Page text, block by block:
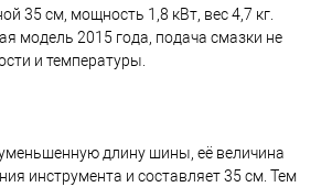
35 см, мощность 1,8 кВт, вес 4,7 кг.
модель 2015 года, подача смазки не
и температуры.
длину шины, её величина
инструмента и составляет 35 см. Тем